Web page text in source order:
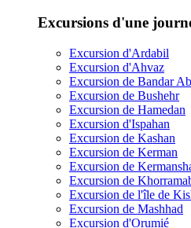
Excursions d'une
Excursion d'Ardabil
Excursion d'Ahvaz
Excursion de Bandar
Excursion de Bushehr
Excursion de Hamedan
Excursion d'Ispahan
Excursion de Kashan
Excursion de Kerman
Excursion de
Excursion de
Excursion de l'île de
Excursion de Mashhad
Excursion d'Orumié